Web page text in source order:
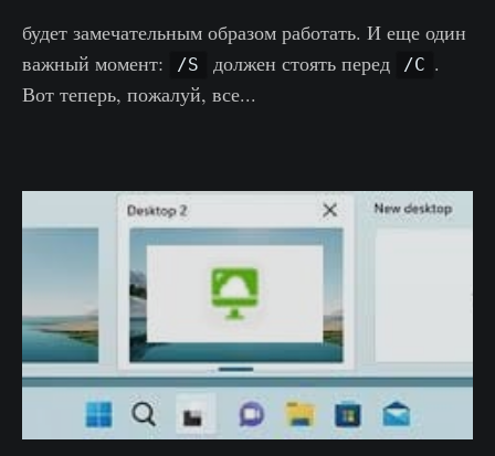
будет замечательным образом работать. И еще один
важный момент:
/S должен стоять перед /C .
Вот теперь, пожалуй, все...